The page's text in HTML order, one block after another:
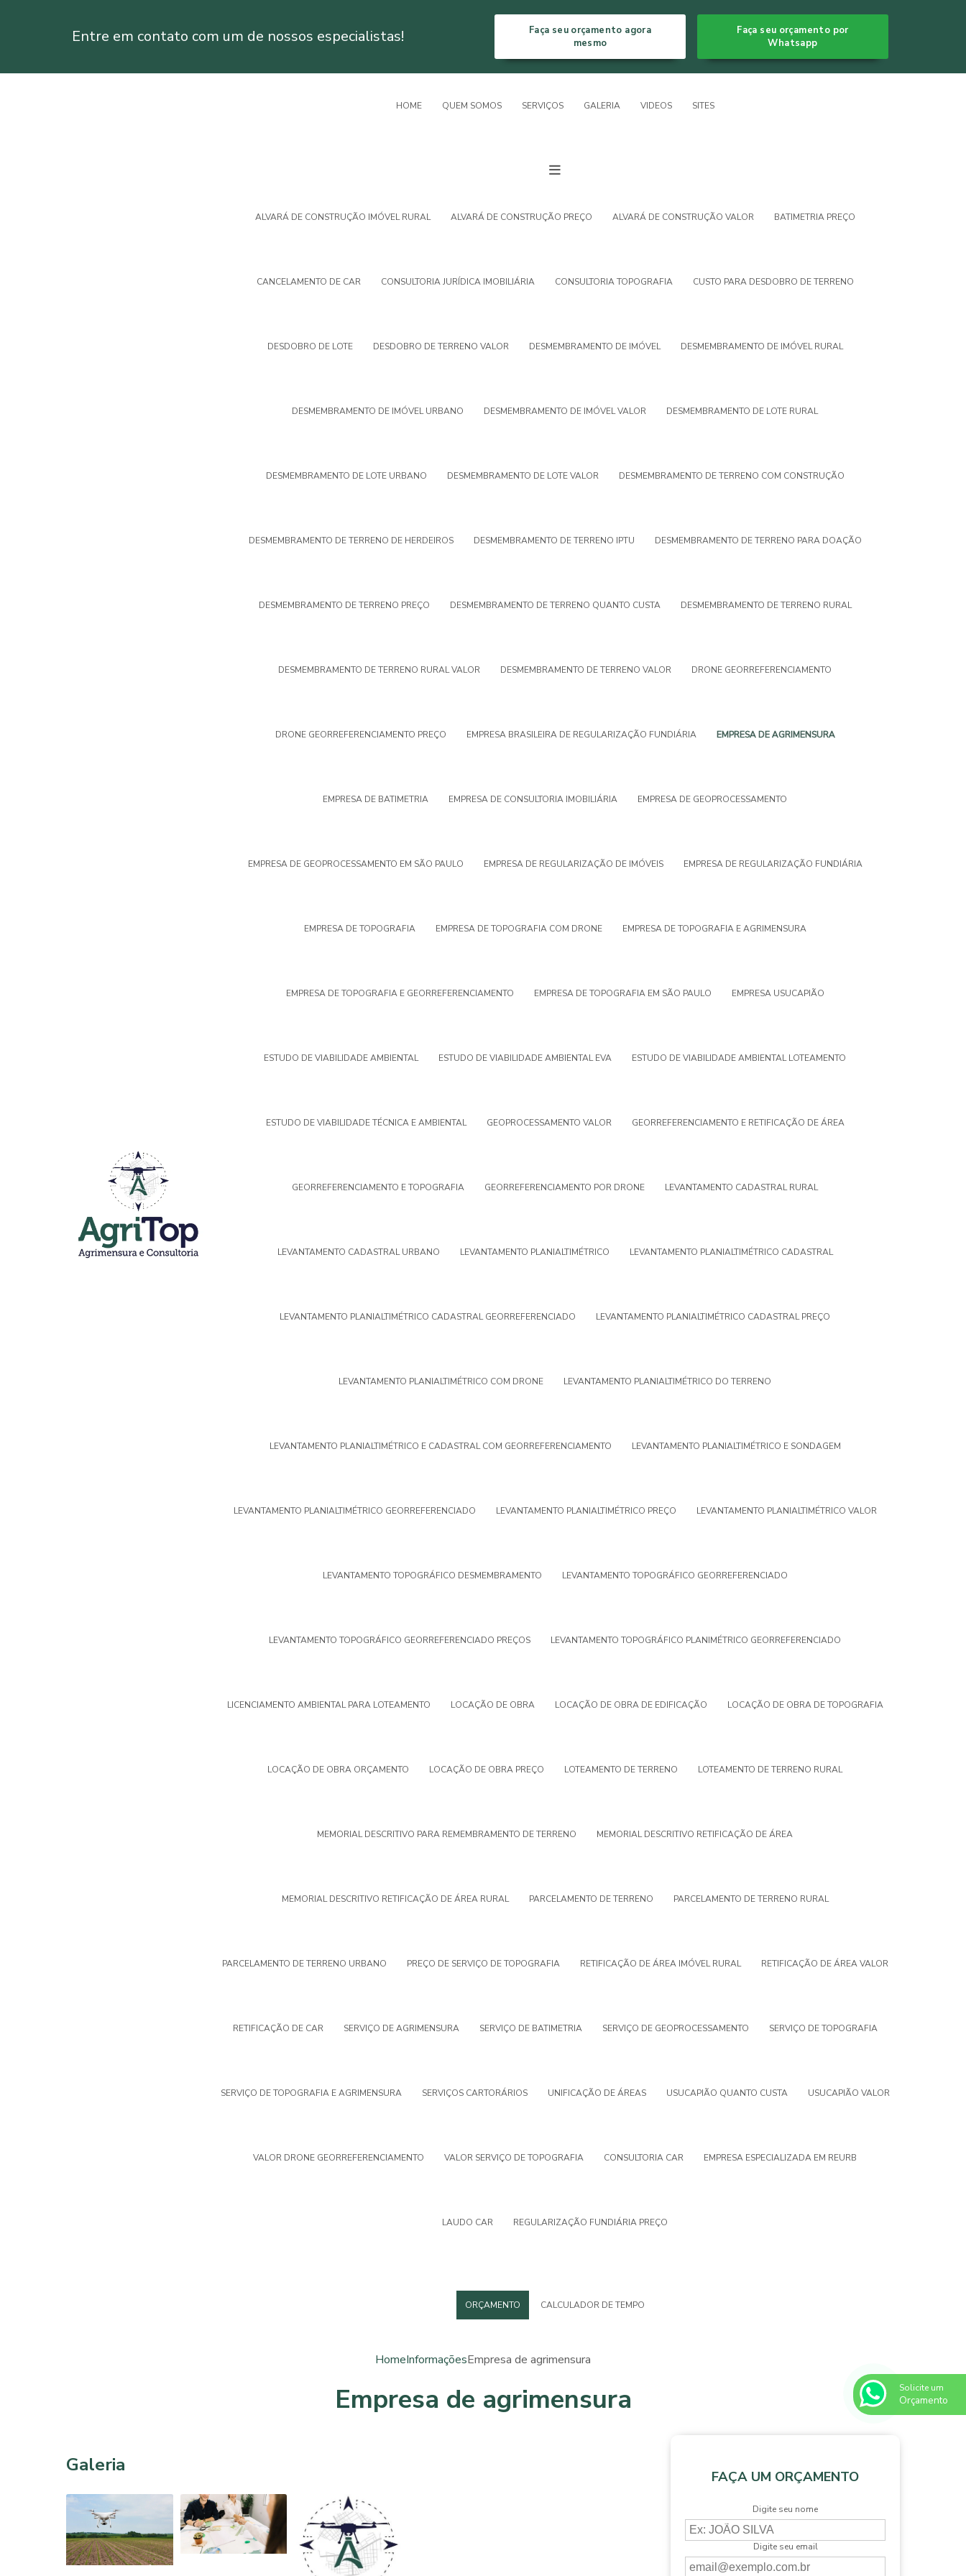
Entre em contato com um de nossos especialistas!
Faça seu orçamento agora
mesmo
Faça seu orçamento por
Whatsapp
HOME QUEM SOMOS SERVIÇOS GALERIA VIDEOS SITES
ALVARÁ DE CONSTRUÇÃO IMÓVEL RURAL ALVARÁ DE CONSTRUÇÃO PREÇO ALVARÁ DE CONSTRUÇÃO VALOR BATIMETRIA PREÇO
CANCELAMENTO DE CAR CONSULTORIA JURÍDICA IMOBILIÁRIA CONSULTORIA TOPOGRAFIA CUSTO PARA DESDOBRO DE TERRENO
DESDOBRO DE LOTE DESDOBRO DE TERRENO VALOR DESMEMBRAMENTO DE IMÓVEL DESMEMBRAMENTO DE IMÓVEL RURAL
DESMEMBRAMENTO DE IMÓVEL URBANO DESMEMBRAMENTO DE IMÓVEL VALOR DESMEMBRAMENTO DE LOTE RURAL
DESMEMBRAMENTO DE LOTE URBANO DESMEMBRAMENTO DE LOTE VALOR DESMEMBRAMENTO DE TERRENO COM CONSTRUÇÃO
DESMEMBRAMENTO DE TERRENO DE HERDEIROS DESMEMBRAMENTO DE TERRENO IPTU DESMEMBRAMENTO DE TERRENO PARA DOAÇÃO
DESMEMBRAMENTO DE TERRENO PREÇO DESMEMBRAMENTO DE TERRENO QUANTO CUSTA DESMEMBRAMENTO DE TERRENO RURAL
DESMEMBRAMENTO DE TERRENO RURAL VALOR DESMEMBRAMENTO DE TERRENO VALOR DRONE GEORREFERENCIAMENTO
DRONE GEORREFERENCIAMENTO PREÇO EMPRESA BRASILEIRA DE REGULARIZAÇÃO FUNDIÁRIA EMPRESA DE AGRIMENSURA
EMPRESA DE BATIMETRIA EMPRESA DE CONSULTORIA IMOBILIÁRIA EMPRESA DE GEOPROCESSAMENTO
EMPRESA DE GEOPROCESSAMENTO EM SÃO PAULO EMPRESA DE REGULARIZAÇÃO DE IMÓVEIS EMPRESA DE REGULARIZAÇÃO FUNDIÁRIA
EMPRESA DE TOPOGRAFIA EMPRESA DE TOPOGRAFIA COM DRONE EMPRESA DE TOPOGRAFIA E AGRIMENSURA
EMPRESA DE TOPOGRAFIA E GEORREFERENCIAMENTO EMPRESA DE TOPOGRAFIA EM SÃO PAULO EMPRESA USUCAPIÃO
ESTUDO DE VIABILIDADE AMBIENTAL ESTUDO DE VIABILIDADE AMBIENTAL EVA ESTUDO DE VIABILIDADE AMBIENTAL LOTEAMENTO
ESTUDO DE VIABILIDADE TÉCNICA E AMBIENTAL GEOPROCESSAMENTO VALOR GEORREFERENCIAMENTO E RETIFICAÇÃO DE ÁREA
GEORREFERENCIAMENTO E TOPOGRAFIA GEORREFERENCIAMENTO POR DRONE LEVANTAMENTO CADASTRAL RURAL
LEVANTAMENTO CADASTRAL URBANO LEVANTAMENTO PLANIALTIMÉTRICO LEVANTAMENTO PLANIALTIMÉTRICO CADASTRAL
LEVANTAMENTO PLANIALTIMÉTRICO CADASTRAL GEORREFERENCIADO LEVANTAMENTO PLANIALTIMÉTRICO CADASTRAL PREÇO
LEVANTAMENTO PLANIALTIMÉTRICO COM DRONE LEVANTAMENTO PLANIALTIMÉTRICO DO TERRENO
LEVANTAMENTO PLANIALTIMÉTRICO E CADASTRAL COM GEORREFERENCIAMENTO LEVANTAMENTO PLANIALTIMÉTRICO E SONDAGEM
LEVANTAMENTO PLANIALTIMÉTRICO GEORREFERENCIADO LEVANTAMENTO PLANIALTIMÉTRICO PREÇO LEVANTAMENTO PLANIALTIMÉTRICO VALOR
LEVANTAMENTO TOPOGRÁFICO DESMEMBRAMENTO LEVANTAMENTO TOPOGRÁFICO GEORREFERENCIADO
LEVANTAMENTO TOPOGRÁFICO GEORREFERENCIADO PREÇOS LEVANTAMENTO TOPOGRÁFICO PLANIMÉTRICO GEORREFERENCIADO
LICENCIAMENTO AMBIENTAL PARA LOTEAMENTO LOCAÇÃO DE OBRA LOCAÇÃO DE OBRA DE EDIFICAÇÃO LOCAÇÃO DE OBRA DE TOPOGRAFIA
LOCAÇÃO DE OBRA ORÇAMENTO LOCAÇÃO DE OBRA PREÇO LOTEAMENTO DE TERRENO LOTEAMENTO DE TERRENO RURAL
MEMORIAL DESCRITIVO PARA REMEMBRAMENTO DE TERRENO MEMORIAL DESCRITIVO RETIFICAÇÃO DE ÁREA
MEMORIAL DESCRITIVO RETIFICAÇÃO DE ÁREA RURAL PARCELAMENTO DE TERRENO PARCELAMENTO DE TERRENO RURAL
PARCELAMENTO DE TERRENO URBANO PREÇO DE SERVIÇO DE TOPOGRAFIA RETIFICAÇÃO DE ÁREA IMÓVEL RURAL RETIFICAÇÃO DE ÁREA VALOR
RETIFICAÇÃO DE CAR SERVIÇO DE AGRIMENSURA SERVIÇO DE BATIMETRIA SERVIÇO DE GEOPROCESSAMENTO SERVIÇO DE TOPOGRAFIA
SERVIÇO DE TOPOGRAFIA E AGRIMENSURA SERVIÇOS CARTORÁRIOS UNIFICAÇÃO DE ÁREAS USUCAPIÃO QUANTO CUSTA USUCAPIÃO VALOR
VALOR DRONE GEORREFERENCIAMENTO VALOR SERVIÇO DE TOPOGRAFIA CONSULTORIA CAR EMPRESA ESPECIALIZADA EM REURB
LAUDO CAR REGULARIZAÇÃO FUNDIÁRIA PREÇO
ORÇAMENTO CALCULADOR DE TEMPO
HomeInformaçõesEmpresa de agrimensura
Empresa de agrimensura
Galeria
FAÇA UM ORÇAMENTO
Digite seu nome
Digite seu email
Solicite um
Orçamento